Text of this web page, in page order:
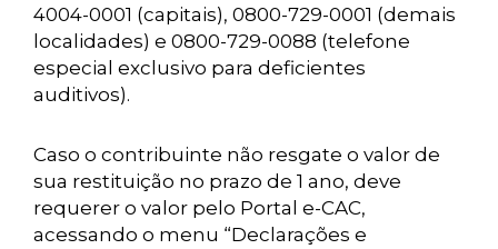
4004-0001 (capitais), 0800-729-0001 (demais
localidades) e 0800-729-0088 (telefone
especial exclusivo para deficientes
auditivos).
Caso o contribuinte não resgate o valor de
sua restituição no prazo de 1 ano, deve
requerer o valor pelo Portal e-CAC,
acessando o menu “Declarações e